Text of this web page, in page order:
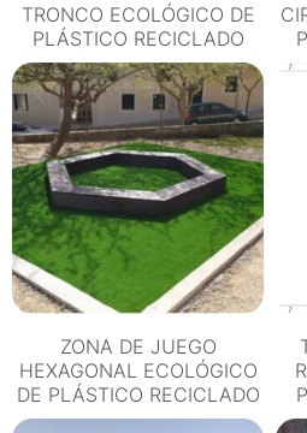
TRONCO ECOLÓGICO DE
PLÁSTICO RECICLADO
ZONA DE JUEGO
HEXAGONAL ECOLÓGICO
DE PLÁSTICO RECICLADO